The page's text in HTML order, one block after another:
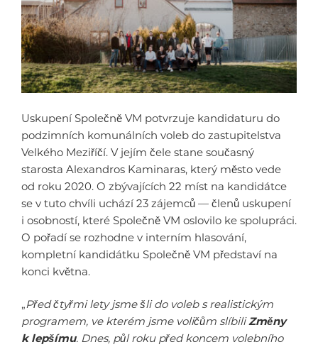
Uskupení Společně VM potvrzuje kandidaturu do
podzimních komunálních voleb do zastupitelstva
Velkého Meziříčí. V jejím čele stane současný
starosta Alexandros Kaminaras, který město vede
od roku 2020. O zbývajících 22 míst na kandidátce
se v tuto chvíli uchází 23 zájemců — členů uskupení
i osobností, které Společně VM oslovilo ke spolupráci.
O pořadí se rozhodne v interním hlasování,
kompletní kandidátku Společně VM představí na
konci května.
„Před čtyřmi lety jsme šli do voleb s realistickým
programem, ve kterém jsme voličům slíbiliZměny
k lepšímu. Dnes, půl roku před koncem volebního